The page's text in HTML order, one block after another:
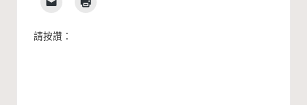
請按讚：